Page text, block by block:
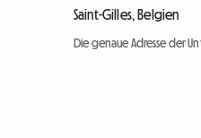
Saint-Gilles, Belgien
Die genaue Adresse der